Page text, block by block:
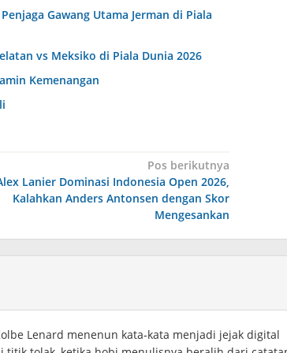
Gawang Utama Jerman di Piala
vs Meksiko di Piala Dunia 2026
Kemenangan
Pos berikutnya
Lanier Dominasi Indonesia Open 2026,
Kalahkan Anders Antonsen dengan Skor
Mengesankan
Lenard menenun kata‑kata menjadi jejak digital